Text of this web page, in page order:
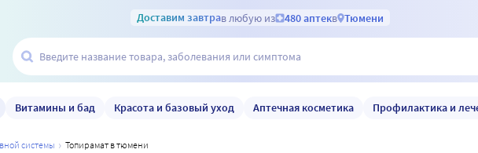
Доставим завтрав любую из 480 аптекв Тюмени
Витамины и бад Красота и базовый уход Аптечная косметика Профилактика и
системы топирамат в тюмени